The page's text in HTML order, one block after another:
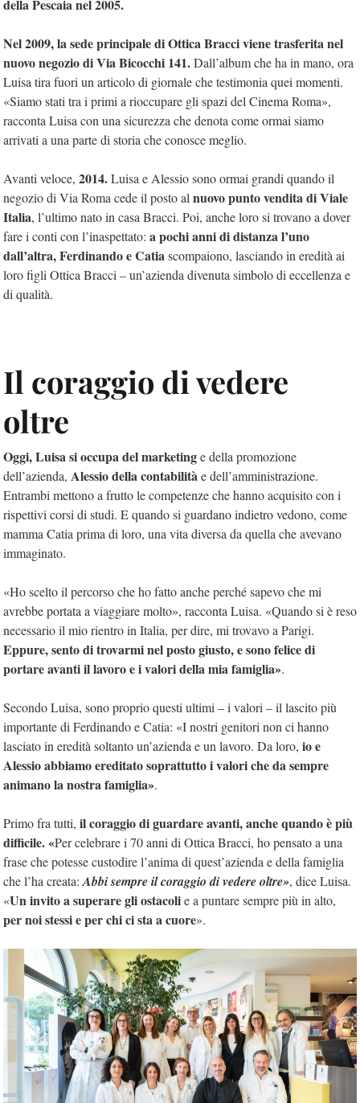
della Pescaia nel 2005.
Nel 2009, la sede principale di Ottica Bracci viene trasferita nel
nuovo negozio di Via Bicocchi 141.Dall’album che ha in mano, ora
Luisa tira fuori un articolo di giornale che testimonia quei momenti.
«Siamo stati tra i primi a rioccupare gli spazi del Cinema Roma»,
racconta Luisa con una sicurezza che denota come ormai siamo
arrivati a una parte di storia che conosce meglio.
Avanti veloce, 2014.Luisa e Alessio sono ormai grandi quando il
negozio di Via Roma cede il posto alnuovo punto vendita di Viale
Italia, l’ultimo nato in casa Bracci. Poi, anche loro si trovano a dover
fare i conti con l’inaspettato: a pochi anni di distanza l’uno
dall’altra, Ferdinando e Catiascompaiono, lasciando in eredità ai
loro figli Ottica Bracci – un’azienda divenuta simbolo di eccellenza e
di qualità.
Il coraggio di vedere
oltre
Oggi, Luisa si occupa del marketinge della promozione
dell’azienda, Alessio della contabilitàe dell’amministrazione.
Entrambi mettono a frutto le competenze che hanno acquisito con i
rispettivi corsi di studi. E quando si guardano indietro vedono, come
mamma Catia prima di loro, una vita diversa da quella che avevano
immaginato.
«Ho scelto il percorso che ho fatto anche perché sapevo che mi
avrebbe portata a viaggiare molto», racconta Luisa. «Quando si è reso
necessario il mio rientro in Italia, per dire, mi trovavo a Parigi.
Eppure, sento di trovarmi nel posto giusto, e sono felice di
portare avanti il lavoro e i valori della mia famiglia».
Secondo Luisa, sono proprio questi ultimi – i valori – il lascito più
importante di Ferdinando e Catia: «I nostri genitori non ci hanno
lasciato in eredità soltanto un’azienda e un lavoro. Da loro, io e
Alessio abbiamo ereditato soprattutto i valori che da sempre
animano la nostra famiglia».
Primo fra tutti, il coraggio di guardare avanti,anche quando è più
difficile. «Per celebrare i 70 anni di Ottica Bracci, ho pensato a una
frase che potesse custodire l’anima di quest’azienda e della famiglia
che l’ha creata:Abbi sempre il coraggio di vedere oltre», dice Luisa.
«Un invito a superaregli ostacolie a puntare sempre più in alto,
per noi stessi e per chi ci sta a cuore».